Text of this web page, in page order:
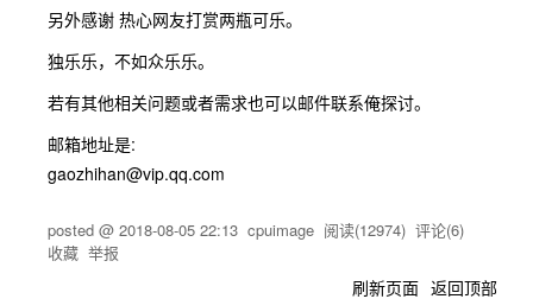
另外感谢 热心网友打赏两瓶可乐。
独乐乐，不如众乐乐。
若有其他相关问题或者需求也可以邮件联系俺探讨。
邮箱地址是:
gaozhihan@vip.qq.com
posted @ 2018-08-05 22:13 cpuimage 阅读(12974) 评论(6)
收藏 举报
刷新页面 返回顶部